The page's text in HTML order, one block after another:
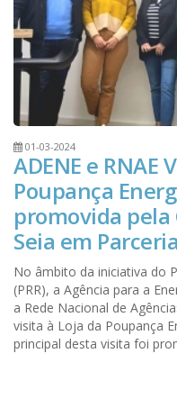
01-03-2024
ADENE e RNAE
Poupança
promovida
Seia em
No âmbito da iniciativa do
(PRR), a Agência para a
a Rede Nacional de
visita à Loja da Poupança
principal desta visita foi